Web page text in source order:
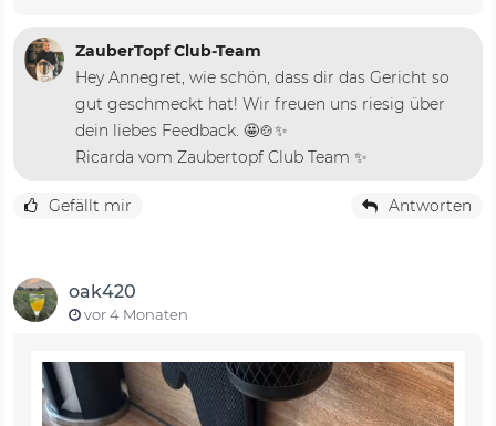
ZauberTopf Club-Team
Hey Annegret, wie schön, dass dir das Gericht so
gut geschmeckt hat! Wir freuen uns riesig über
dein liebes Feedback. 🤩🍲✨
Ricarda vom Zaubertopf Club Team ✨
Gefällt mir Antworten
oak420
vor 4 Monaten